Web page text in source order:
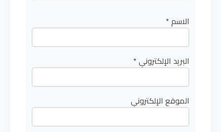
الاسم*
البريد الإلكتروني*
الموقع الإلكتروني